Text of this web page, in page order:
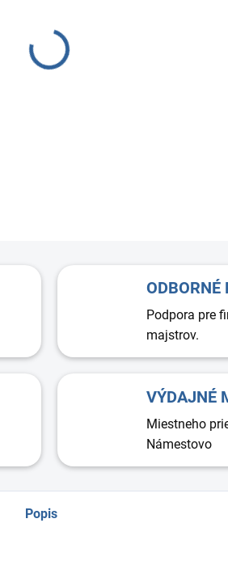
Tanierový ventil 200 mm. Ventil
ODBORNÉ
Podpora pre
majstrov.
VÝDAJNÉ
Miestneho
Námestovo
Popis